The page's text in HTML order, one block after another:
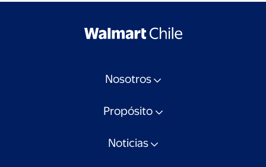
Nosotros
Propósito
Noticias